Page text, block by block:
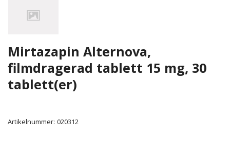
Mirtazapin Alternova,
filmdragerad tablett 15 mg, 30
tablett(er)
Artikelnummer: 020312